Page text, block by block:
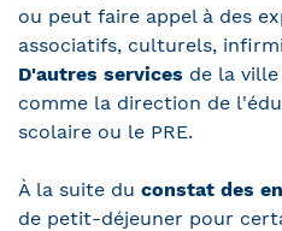
ou peut faire appel à des
associatifs, culturels,
D'autres services de la
comme la direction de
scolaire ou le PRE.
À la suite du constat des
de petit-déjeuner pour